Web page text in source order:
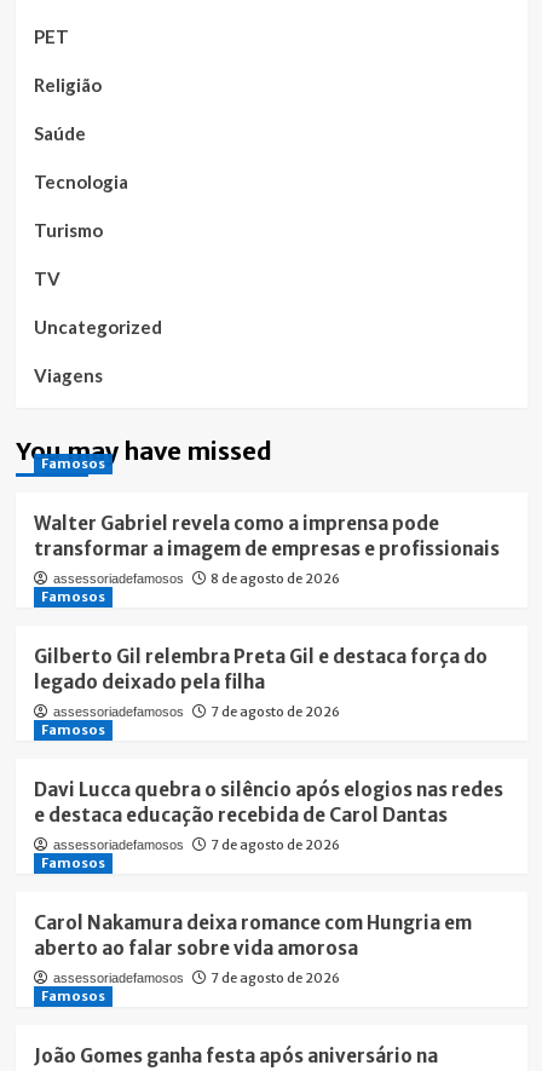
PET
Religião
Saúde
Tecnologia
Turismo
TV
Uncategorized
Viagens
You may have missed
Famosos
Walter Gabriel revela como a imprensa pode
transformar a imagem de empresas e profissionais
assessoriadefamosos
8 de agosto de 2026
Famosos
Gilberto Gil relembra Preta Gil e destaca força do
legado deixado pela filha
assessoriadefamosos
7 de agosto de 2026
Famosos
Davi Lucca quebra o silêncio após elogios nas redes
e destaca educação recebida de Carol Dantas
assessoriadefamosos
7 de agosto de 2026
Famosos
Carol Nakamura deixa romance com Hungria em
aberto ao falar sobre vida amorosa
assessoriadefamosos
7 de agosto de 2026
Famosos
João Gomes ganha festa após aniversário na